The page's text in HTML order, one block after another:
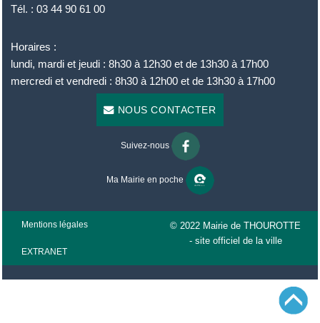
Tél. : 03 44 90 61 00
Horaires :
lundi, mardi et jeudi : 8h30 à 12h30 et de 13h30 à 17h00
mercredi et vendredi : 8h30 à 12h00 et de 13h30 à 17h00
NOUS CONTACTER
Suivez-nous
Ma Mairie en poche
Mentions légales
EXTRANET
© 2022 Mairie de THOUROTTE
- site officiel de la ville